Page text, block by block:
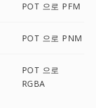
POT 으로 PFM
POT 으로 PNM
POT 으로
RGBA